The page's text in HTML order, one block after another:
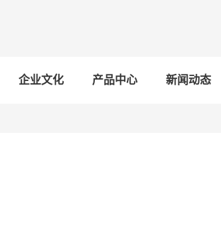
企业文化 产品中心 新闻动态